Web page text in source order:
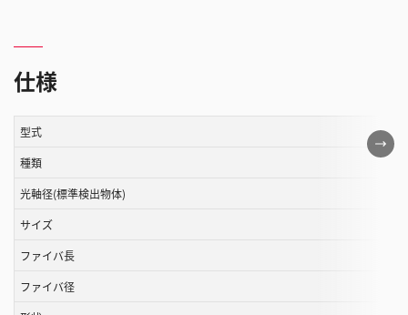
仕様
こ
の
型式
種類
光軸径(標準検出物体)
サイズ
ファイバ長
ファイバ径